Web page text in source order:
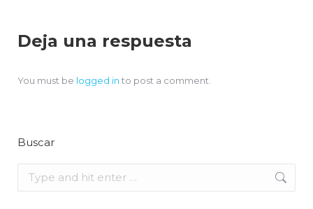
Deja una respuesta
You must be logged in to post a comment.
Buscar